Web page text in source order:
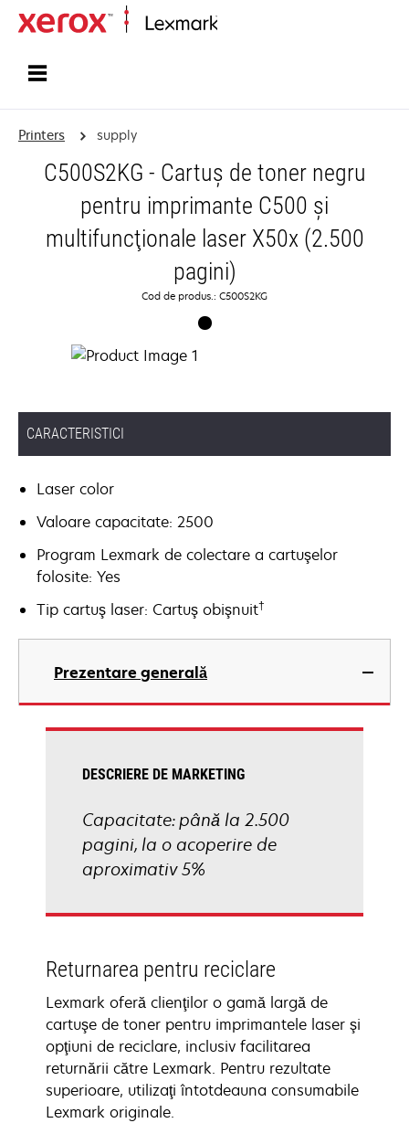
Printers supply
C500S2KG - Cartuş de toner negru
pentru imprimante C500 şi
multifuncţionale laser X50x (2.500
pagini)
Cod de produs.: C500S2KG
CARACTERISTICI
Laser color
Valoare capacitate: 2500
Program Lexmark de colectare a cartuşelor
folosite: Yes
Tip cartuş laser: Cartuş obişnuit†
Prezentare generală
DESCRIERE DE MARKETING
Capacitate: până la 2.500
pagini, la o acoperire de
aproximativ 5%
Returnarea pentru reciclare
Lexmark oferă clienţilor o gamă largă de
cartuşe de toner pentru imprimantele laser şi
opţiuni de reciclare, inclusiv facilitarea
returnării către Lexmark. Pentru rezultate
superioare, utilizaţi întotdeauna consumabile
Lexmark originale.